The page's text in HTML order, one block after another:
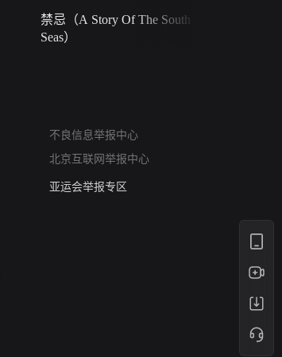
禁忌（A Story Of The South
Seas）
不良信息举报中心
北京互联网举报中心
算法推荐专项举报
亚运会举报专区